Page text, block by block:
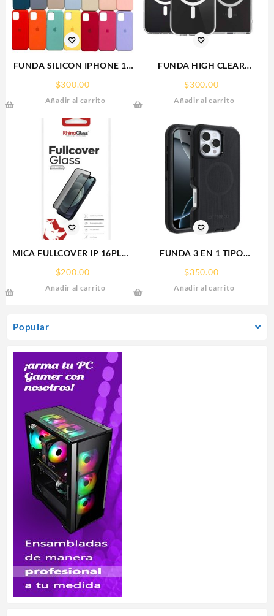
Popular
FUNDA SILICON IPHONE 13
$300.00
Añadir al carrito
FUNDA HIGH CLEAR
WEKOVER
$300.00
Añadir al carrito
MICA FULLCOVER IP 16PLUS
IPHONE RHINOGLASS
$200.00
Añadir al carrito
FUNDA 3 EN 1 TIPO
OTTERBOX USO RUDO SAM
S26 ULTRA SAMSUNG S26
ULTRA
$350.00
Añadir al carrito